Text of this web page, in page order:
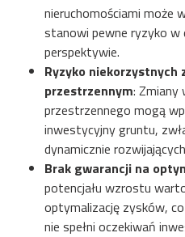
nieruchomościami może
stanowi pewne ryzyko w
perspektywie.
Ryzyko niekorzystnych
przestrzennym: Zmiany
przestrzennego mogą
inwestycyjny gruntu,
dynamicznie
Brak gwarancji na
potencjału wzrostu
optymalizację zysków,
nie spełni oczekiwań